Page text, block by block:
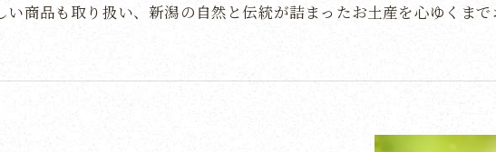
商品も取り扱い、新潟の自然と伝統が詰まったお土産を心ゆくまで